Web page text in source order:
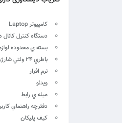
كامپيوتر Laptop
دستگاه كنترل كانال
بسته ي محدوده
باطري 24 ولتي شارژر 24 ولتي
نرم افزار
ويدئو
ميله ي رابط
دفترچه راهنماي
كيف پليكان